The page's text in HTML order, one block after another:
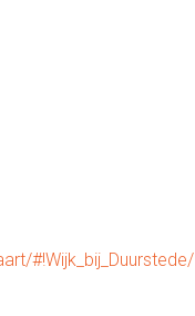
#!Wijk_bij_Duurstede/